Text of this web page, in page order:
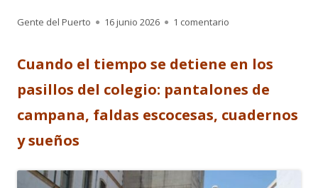
Autor
Gente del Puerto
Publicado
16 junio 2026 1 comentario
Cuando el tiempo se detiene en los
pasillos del colegio: pantalones de
campana, faldas escocesas, cuadernos
y sueños